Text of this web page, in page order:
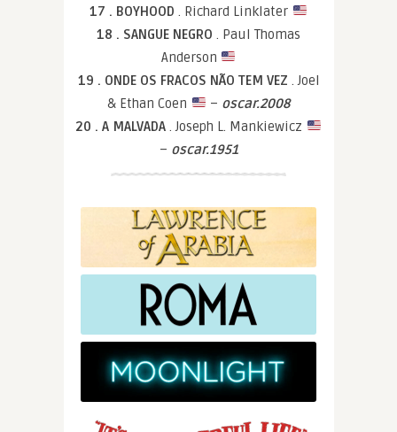
17 . BOYHOOD. Richard Linklater
18 . SANGUE NEGRO . Paul Thomas
Anderson
19 . ONDE OS FRACOS NÃO TEM VEZ . Joel
& Ethan Coen
– oscar.2008
20 . A MALVADA. Joseph L. Mankiewicz
– oscar.1951